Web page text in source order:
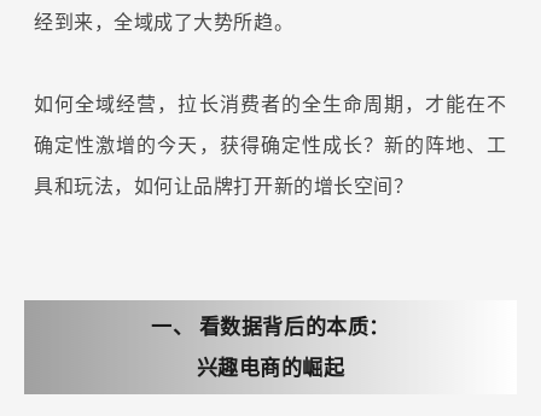
经到来，全域成了大势所趋。
如何全域经营，拉长消费者的全生命周期，才能在不
确定性激增的今天，获得确定性成长？新的阵地、工
具和玩法，如何让品牌打开新的增长空间？
一、 看数据背后的本质：
兴趣电商的崛起